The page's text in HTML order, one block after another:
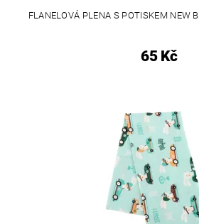
FLANELOVÁ PLENA S POTISKEM NEW
65 Kč